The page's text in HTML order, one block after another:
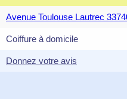
Avenue Toulouse Lautrec
Coiffure à domicile
Donnez votre avis